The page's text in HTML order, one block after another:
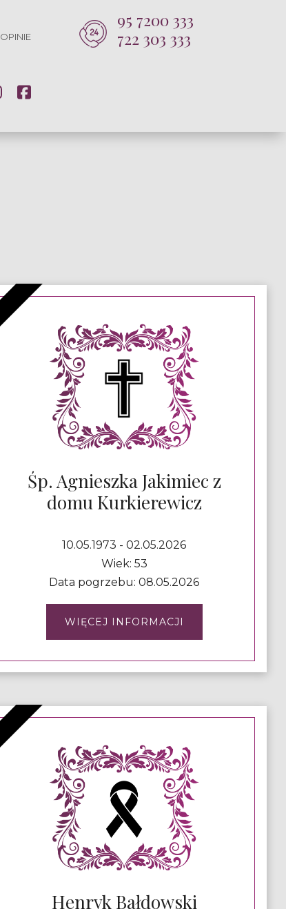
OPINIE
95 7200 333
722 303 333
Śp. Agnieszka Jakimiec z
domu Kurkierewicz
10.05.1973 - 02.05.2026
Wiek: 53
Data pogrzebu: 08.05.2026
WIĘCEJ INFORMACJI
Henryk Bałdowski